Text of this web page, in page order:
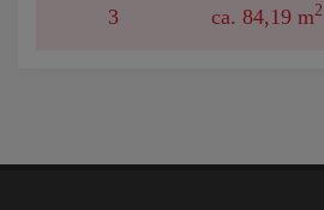
3
ca. 84,19 m2